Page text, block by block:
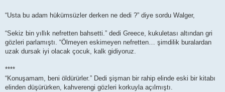
“Usta bu adam hükümsüzler derken ne dedi ?” diye sordu Walger,
“Sekiz bin yıllık nefretten bahsetti.” dedi Greece, kukuletası altından gri
gözleri parlamıştı. “Ölmeyen eskimeyen nefretten… şimdilik buralardan
uzak dursak iyi olacak çocuk, kalk gidiyoruz.
****
“Konuşamam, beni öldürürler.” Dedi şişman bir rahip elinde eski bir kitabı
elinden düşürürken, kahverengi gözleri korkuyla açılmıştı.